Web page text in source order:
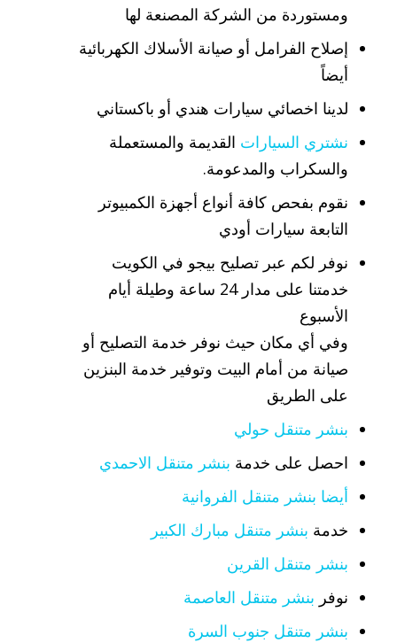
ومستوردة من الشركة المصنعة لها
إصلاح الفرامل أو صيانة الأسلاك الكهربائية
أيضاً
لدينا اخصائي سيارات هندي أو باكستاني
نشتري السيارات القديمة والمستعملة
والسكراب والمدعومة.
نقوم بفحص كافة أنواع أجهزة الكمبيوتر
التابعة سيارات أودي
نوفر لكم عبر تصليح بيجو في الكويت
خدمتنا على مدار 24 ساعة وطيلة أيام
الأسبوع
وفي أي مكان حيث نوفر خدمة التصليح أو
صيانة من أمام البيت وتوفير خدمة البنزين
على الطريق
بنشر متنقل حولي
احصل على خدمة بنشر متنقل الاحمدي
أيضا بنشر متنقل الفروانية
خدمة بنشر متنقل مبارك الكبير
بنشر متنقل القرين
نوفر بنشر متنقل العاصمة
بنشر متنقل جنوب السرة